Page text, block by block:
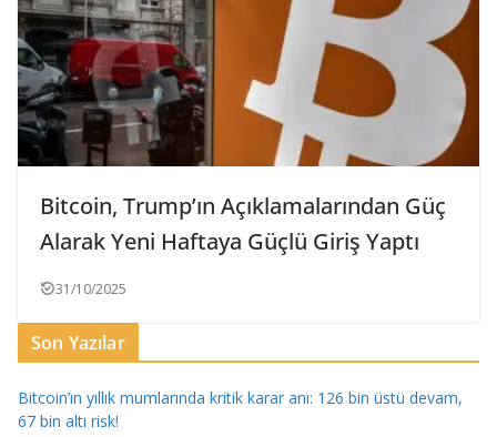
Bitcoin, Trump’ın Açıklamalarından Güç
Alarak Yeni Haftaya Güçlü Giriş Yaptı
31/10/2025
Son Yazılar
Bitcoin’ın yıllık mumlarında kritik karar anı: 126 bin üstü devam,
67 bin altı risk!